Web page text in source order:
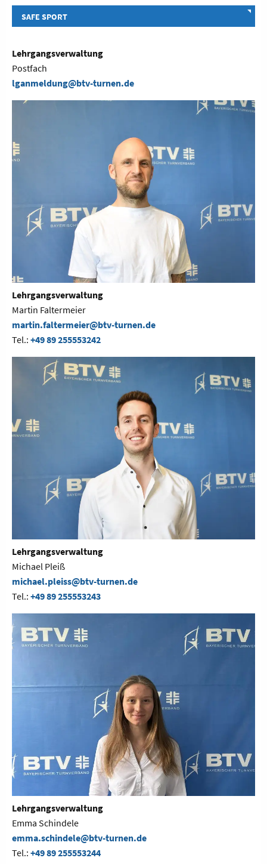
SAFE SPORT
Lehrgangsverwaltung
Postfach
lganmeldung@btv-turnen.de
Lehrgangsverwaltung
Martin Faltermeier
martin.faltermeier@btv-turnen.de
Tel.: +49 89 255553242
Lehrgangsverwaltung
Michael Pleiß
michael.pleiss@btv-turnen.de
Tel.: +49 89 255553243
Lehrgangsverwaltung
Emma Schindele
emma.schindele@btv-turnen.de
Tel.: +49 89 255553244